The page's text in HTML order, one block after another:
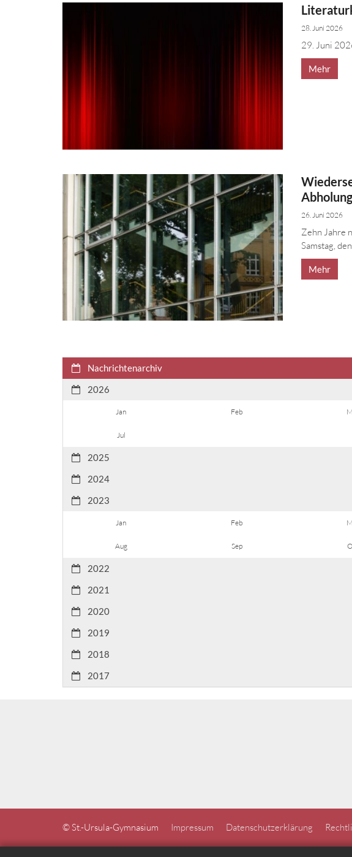
28. Juni 2026
29. Juni
Mehr
26. Juni 2026
Zehn Jahre
Samstag, den
Mehr
Nachrichtenarchiv
2026
Jan Feb
Jul
2025
2024
2023
Jan Feb
Aug Sep
2022
2021
2020
2019
2018
2017
© St.-Ursula-Gymnasium Impressum Datenschutzerklärung